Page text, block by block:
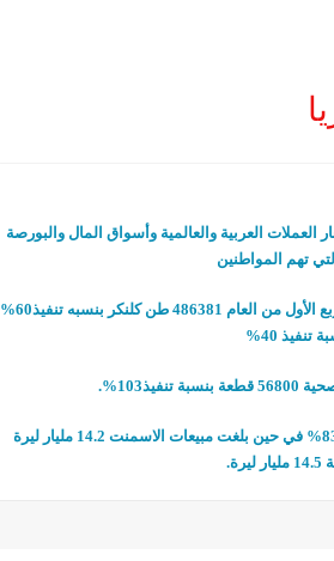
العملات العربية والعالمية وأسواق المال والبورصة
تهم المواطنين
أظهرت المؤشرات الخطة الإنتاجية للمؤسسة العامة للاسمنت للربع الأول من العام 486381 طن كلنكر بنسبه تنفيذ60%
أما مبيعات الأدوات الصحية فقد سجلت 45754 قطعة بنسبة تنفيذ 83% في حين بلغت مبيعات الاسمنت 14.2 مليار ليرة